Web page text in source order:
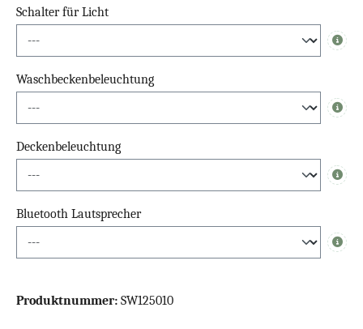
Schalter für Licht
Info
Waschbeckenbeleuchtung
Info
Deckenbeleuchtung
Info
Bluetooth Lautsprecher
Info
Produktnummer: SW125010